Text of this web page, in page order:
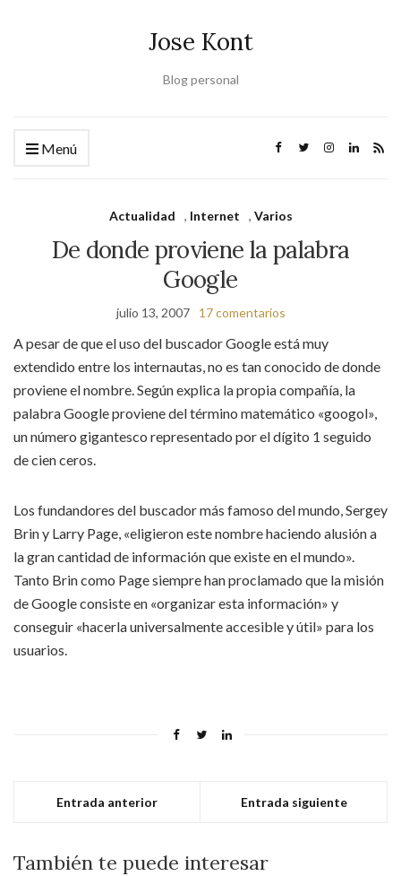
Jose Kont
Blog personal
Menú
Actualidad , Internet , Varios
De donde proviene la palabra
Google
julio 13, 2007 17 comentarios
A pesar de que el uso del buscador Google está muy
extendido entre los internautas, no es tan conocido de donde
proviene el nombre. Según explica la propia compañía, la
palabra Google proviene del término matemático «googol»,
un número gigantesco representado por el dígito 1 seguido
de cien ceros.
Los fundandores del buscador más famoso del mundo, Sergey
Brin y Larry Page, «eligieron este nombre haciendo alusión a
la gran cantidad de información que existe en el mundo».
Tanto Brin como Page siempre han proclamado que la misión
de Google consiste en «organizar esta información» y
conseguir «hacerla universalmente accesible y útil» para los
usuarios.
Entrada anterior Entrada siguiente
También te puede interesar